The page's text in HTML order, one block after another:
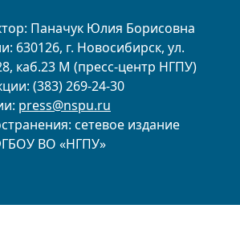
Паначук Юлия Борисовна
630126, г. Новосибирск, ул.
каб.23 М (пресс-центр НГПУ)
(383) 269-24-30
press@nspu.ru
сетевое издание
ВО «НГПУ»